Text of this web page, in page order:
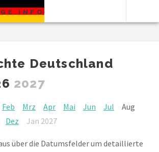
Deutschland
2027
Feb Mrz Apr Mai Jun Jul
Aug
Dez Jan 2027
über die Datumsfelder um detaillierte